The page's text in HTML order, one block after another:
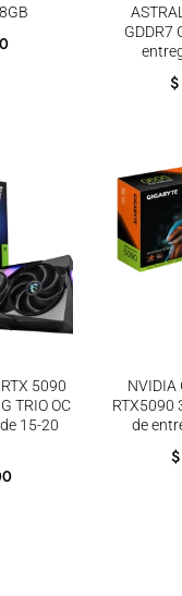
GDDR7
$
5090
TRIO OC
15-20
NVIDIA
RTX5090
de
$